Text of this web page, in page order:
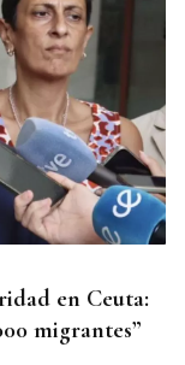
en Ceuta:
migrantes”